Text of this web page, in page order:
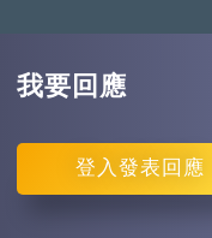
我要回應
登入 發表回應